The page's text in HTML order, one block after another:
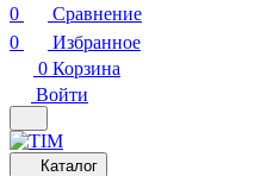
0
Сравнение
0
Избранное
0 Корзина
Войти
Каталог